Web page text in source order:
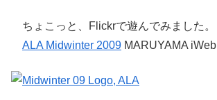
ちょこっと、Flickrで遊んでみました。
ALA Midwinter 2009 MARUYAMA iWeb